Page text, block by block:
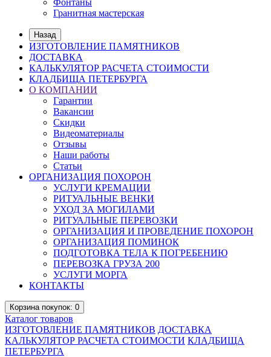
Фонтаны
Гранитная мастерская
Назад
ИЗГОТОВЛЕНИЕ ПАМЯТНИКОВ
ДОСТАВКА
КАЛЬКУЛЯТОР РАСЧЕТА СТОИМОСТИ
КЛАДБИЩА ПЕТЕРБУРГА
О КОМПАНИИ
Гарантии
Вакансии
Скидки
Видеоматериалы
Отзывы
Наши работы
Статьи
ОРГАНИЗАЦИЯ ПОХОРОН
УСЛУГИ КРЕМАЦИИ
РИТУАЛЬНЫЕ ВЕНКИ
УХОД ЗА МОГИЛАМИ
РИТУАЛЬНЫЕ ПЕРЕВОЗКИ
ОРГАНИЗАЦИЯ И ПРОВЕДЕНИЕ ПОХОРОН
ОРГАНИЗАЦИЯ ПОМИНОК
ПОДГОТОВКА ТЕЛА К ПОГРЕБЕНИЮ
ПЕРЕВОЗКА ГРУЗА 200
УСЛУГИ МОРГА
КОНТАКТЫ
Корзинапокупок: 0
Каталог товаров
ИЗГОТОВЛЕНИЕ ПАМЯТНИКОВ ДОСТАВКА
КАЛЬКУЛЯТОР РАСЧЕТА СТОИМОСТИ КЛАДБИЩА
ПЕТЕРБУРГА